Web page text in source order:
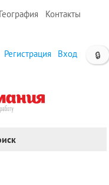
География
Контакты
🔒
Регистрация Вход